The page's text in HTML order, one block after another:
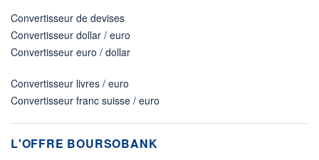
Convertisseur de devises
Convertisseur dollar / euro
Convertisseur euro / dollar
Convertisseur livres / euro
Convertisseur franc suisse / euro
L'OFFRE BOURSOBANK